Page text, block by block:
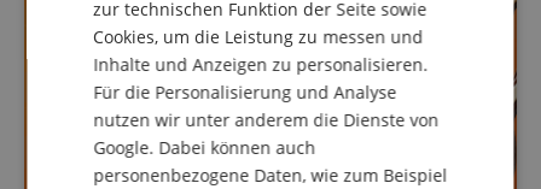
ITALIAN
SPANISH
zur technischen Funktion der Seite sowie
Cookies, um die Leistung zu messen und
Inhalte und Anzeigen zu personalisieren.
Für die Personalisierung und Analyse
nutzen wir unter anderem die Dienste von
Google. Dabei können auch
personenbezogene Daten, wie zum Beispiel